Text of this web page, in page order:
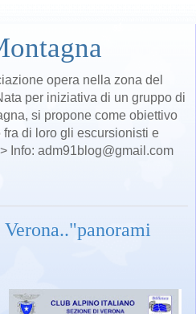
opera nella zona del
per iniziativa di un gruppo di
si propone come obiettivo
di loro gli escursionisti e
Info: adm91blog@gmail.com